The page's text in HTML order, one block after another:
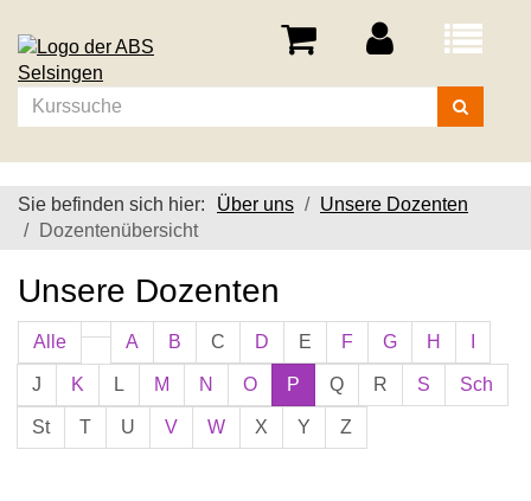
Menü
Kurse
suchen
Sie befinden sich hier: Über uns
Unsere Dozenten
Dozentenübersicht
Unsere Dozenten
Alle A B C D E F G H
J K L M N O P Q R S Sch
St T U V W X Y Z